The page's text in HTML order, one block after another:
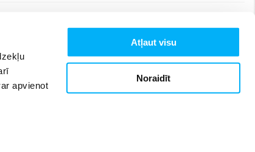
apvienot
Atļaut visu
Noraidīt